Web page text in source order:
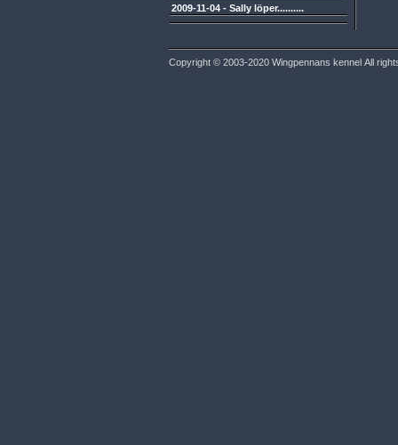
2009-11-04 - Sally löper..........
Copyright © 2003-2020 Wingpennans kennel All